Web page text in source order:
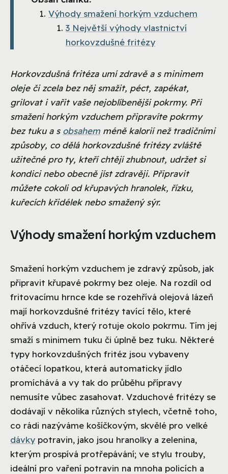
Výhody smažení horkým vzduchem
3 Největší výhody vlastnictví
horkovzdušné fritézy
Horkovzdušná fritéza umí zdravě a s minimem
oleje či zcela bez něj smažit, péct, zapékat,
grilovat i vařit vaše nejoblíbenějši pokrmy. Při
smažení horkým vzduchem připravíte pokrmy
bez tuku a s obsahem méně kalorií než tradičními
způsoby, co dělá horkovzdušné fritézy zvláště
užitečné pro ty, kteří chtějí zhubnout, udržet si
kondici nebo obecně jíst zdravěji. Připravit
můžete cokoli od křupavých hranolek, řízku,
kuřecích křidélek nebo smažený sýr.
Výhody smažení horkým vzduchem
Smažení horkým vzduchem je zdravý způsob, jak
připravit křupavé pokrmy bez oleje. Na rozdíl od
fritovacímu hrnce kde se rozehřívá olejová lázeň
mají horkovzdušné fritézy tavící tělo, které
ohřívá vzduch, který rotuje okolo pokrmu. Tím jej
smaží s minimem tuku či úplně bez tuku. Některé
typy horkovzdušných fritéz jsou vybaveny
otáčecí lopatkou, která automaticky jídlo
promíchává a vy tak do průběhu přípravy
nemusíte vůbec zasahovat. Vzduchové fritézy se
dodávají v několika různých stylech, včetně toho,
co rádi nazýváme košíčkovým, skvělé pro velké
dávky potravin, jako jsou hranolky a zelenina,
kterým prospívá protřepávání; ve stylu trouby,
ideální pro vaření potravin na mnoha policích a